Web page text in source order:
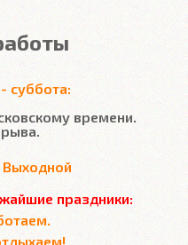
суббота:
времени.
Выходной
праздники: